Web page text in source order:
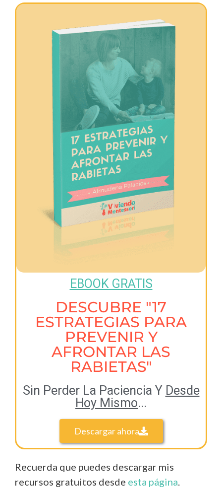
EBOOK GRATIS
DESCUBRE "17
ESTRATEGIAS PARA
PREVENIR Y
AFRONTAR LAS
RABIETAS"
Sin Perder La Paciencia Y Desde
Hoy Mismo...
Descargar ahora
Recuerda que puedes descargar mis
recursos gratuitos desde esta página.